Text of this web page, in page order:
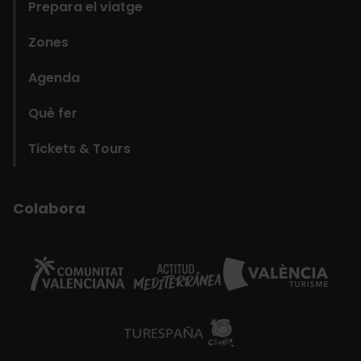
Prepara el viatge
Zones
Agenda
Què fer
Tickets & Tours
Colabora